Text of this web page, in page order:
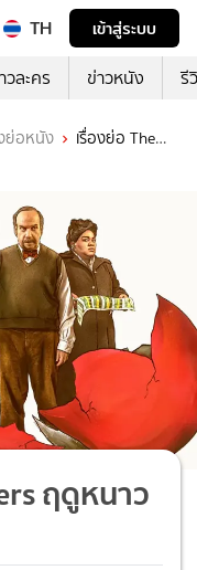
TH
เข้าสู่ระบบ
วละคร ข่าวหนัง รี
ย่อหนัง
เรื่องย่อ The
ฤดูหนาว